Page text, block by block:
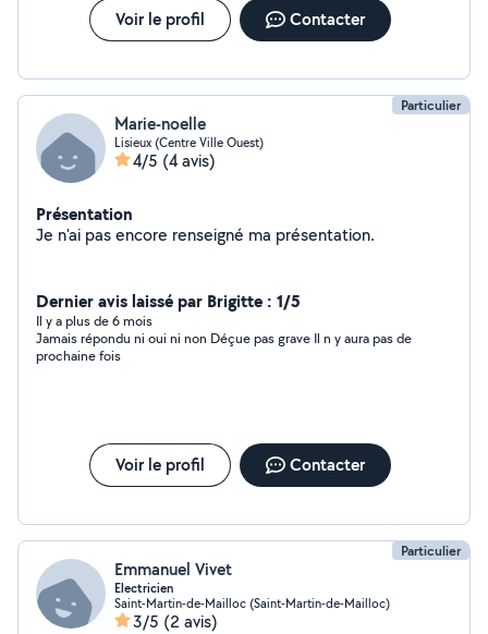
Voir le profil Contacter
Particulier
Marie-noelle
Lisieux (Centre Ville Ouest)
4/5 (4 avis)
Présentation
Je n'ai pas encore renseigné ma présentation.
Dernier avis laissé par Brigitte : 1/5
Il y a plus de 6 mois
Jamais répondu ni oui ni non Déçue pas grave Il n y aura pas de
prochaine fois
Voir le profil Contacter
Particulier
Emmanuel Vivet
Electricien
Saint-Martin-de-Mailloc (Saint-Martin-de-Mailloc)
3/5 (2 avis)